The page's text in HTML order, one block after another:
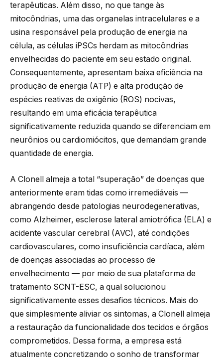
terapêuticas. Além disso, no que tange às
mitocôndrias, uma das organelas intracelulares e a
usina responsável pela produção de energia na
célula, as células iPSCs herdam as mitocôndrias
envelhecidas do paciente em seu estado original.
Consequentemente, apresentam baixa eficiência na
produção de energia (ATP) e alta produção de
espécies reativas de oxigênio (ROS) nocivas,
resultando em uma eficácia terapêutica
significativamente reduzida quando se diferenciam em
neurônios ou cardiomiócitos, que demandam grande
quantidade de energia.
A Clonell almeja a total “superação” de doenças que
anteriormente eram tidas como irremediáveis —
abrangendo desde patologias neurodegenerativas,
como Alzheimer, esclerose lateral amiotrófica (ELA) e
acidente vascular cerebral (AVC), até condições
cardiovasculares, como insuficiência cardíaca, além
de doenças associadas ao processo de
envelhecimento — por meio de sua plataforma de
tratamento SCNT-ESC, a qual solucionou
significativamente esses desafios técnicos. Mais do
que simplesmente aliviar os sintomas, a Clonell almeja
a restauração da funcionalidade dos tecidos e órgãos
comprometidos. Dessa forma, a empresa está
atualmente concretizando o sonho de transformar